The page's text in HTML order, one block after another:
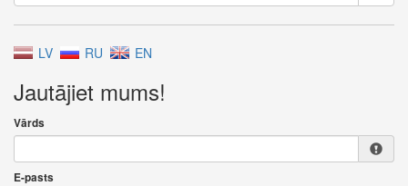
LV RU EN
Jautājiet mums!
Vārds
E-pasts